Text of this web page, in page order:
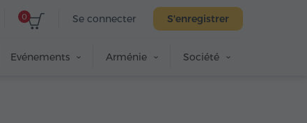
Se connecter S'enregistrer
0
Evénements Arménie Société